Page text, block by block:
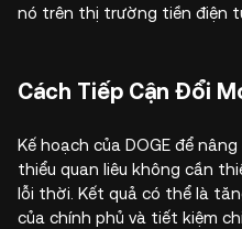
nó trên thị trường tiền điện
Cách Tiếp Cận Đổi
Kế hoạch của DOGE để
thiểu quan liêu không cần
lỗi thời. Kết quả có thể là
của chính phủ và tiết kiệm